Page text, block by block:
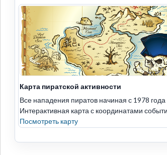
Карта пиратской активности
Все нападения пиратов начиная с 1978 года
Интерактивная карта с координатами
Посмотреть карту